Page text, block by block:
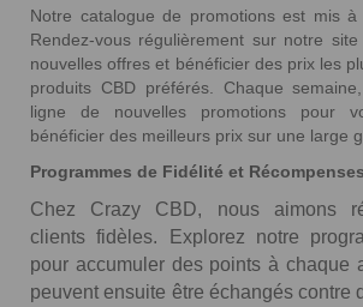
Notre catalogue de promotions est mis à
Rendez-vous régulièrement sur notre
nouvelles offres et bénéficier des prix les
produits CBD préférés. Chaque
ligne de nouvelles promotions pour
bénéficier des meilleurs prix sur une large
Programmes de Fidélité et Récompenses
Chez Crazy CBD, nous aimons
clients fidèles. Explorez notre
pour accumuler des points à chaque
peuvent ensuite être échangés contre